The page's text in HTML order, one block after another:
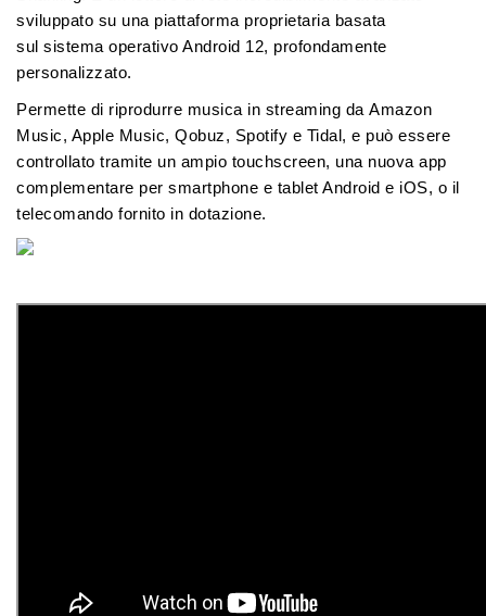
sviluppato su una piattaforma proprietaria basata
sul sistema operativo Android 12, profondamente
personalizzato.
Permette di riprodurre musica in streaming da Amazon
Music, Apple Music, Qobuz, Spotify e Tidal, e può essere
controllato tramite un ampio touchscreen, una nuova app
complementare per smartphone e tablet Android e iOS, o il
telecomando fornito in dotazione.